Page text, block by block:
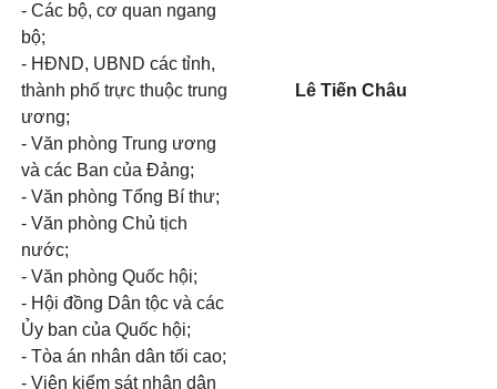
- Các bộ, cơ quan ngang
bộ;
- HĐND, UBND các tỉnh,
thành phố trực thuộc trung
ương;
- Văn phòng Trung ương
và các Ban của Đảng;
- Văn phòng Tổng Bí thư;
- Văn phòng Chủ tịch
nước;
- Văn phòng Quốc hội;
- Hội đồng Dân tộc và các
Ủy ban của Quốc hội;
- Tòa án nhân dân tối cao;
- Viện kiểm sát nhân dân
Lê Tiến Châu